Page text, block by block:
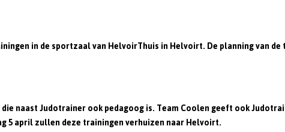
in de sportzaal van HelvoirThuis in Helvoirt. De planning van
naast Judotrainer ook pedagoog is. Team Coolen geeft ook
5 april zullen deze trainingen verhuizen naar Helvoirt.